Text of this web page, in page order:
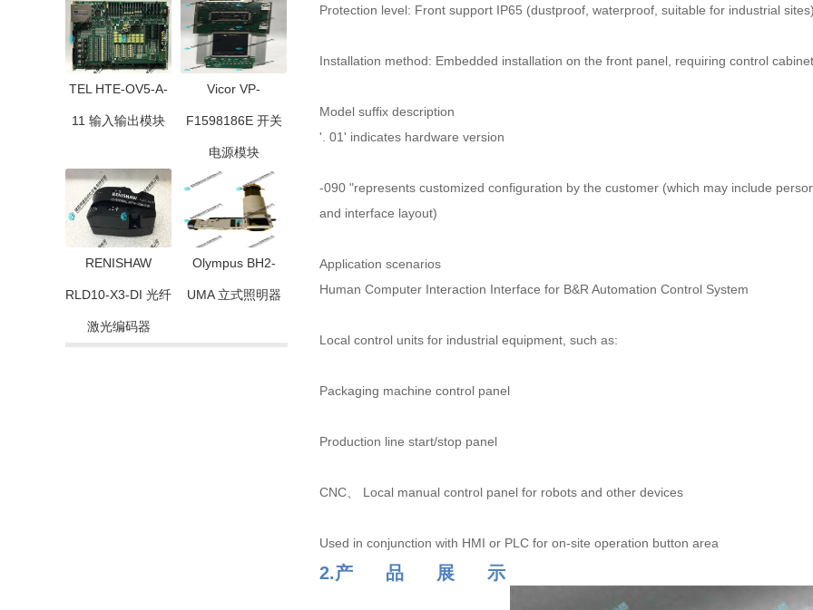
TEL HTE-OV5-A-
11 输入输出模块
Vicor VP-
F1598186E 开关
电源模块
RENISHAW
RLD10-X3-DI 光纤
激光编码器
Olympus BH2-
UMA 立式照明器
Protection level: Front support IP65 (dustproof, waterproof, suitable for industrial
Installation method: Embedded installation on the front panel, requiring control
Model suffix description
'. 01' indicates hardware version
-090 "represents customized configuration by the customer (which may include
and interface layout)
Application scenarios
Human Computer Interaction Interface for B&R Automation Control System
Local control units for industrial equipment, such as:
Packaging machine control panel
Production line start/stop panel
CNC、 Local manual control panel for robots and other devices
Used in conjunction with HMI or PLC for on-site operation button area
2.产 品 展 示